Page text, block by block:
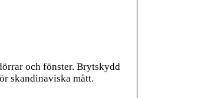
och fönster. Brytskydd
skandinaviska mått.